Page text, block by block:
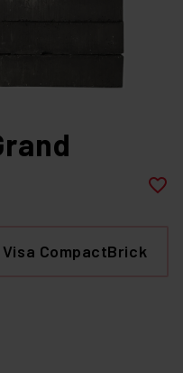
favorite_border
Visa CompactBrick